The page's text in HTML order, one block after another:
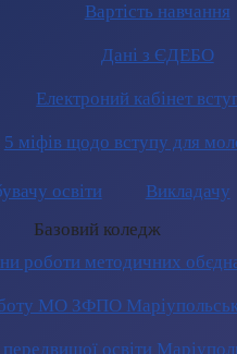
Вартість навчання
Дані з ЄДЕБО
Електроний кабінет
5 міфів щодо вступу для
освіти
Викладачу
Базовий коледж
роботи методичних
МО ЗФПО
освіти